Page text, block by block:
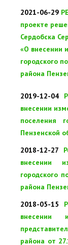
2021-06-29
проекте
Сердобска
«О внесении
городского
района
2019-12-04
внесении
поселения
Пензенской
2018-12-27
внесении
городского
района
2018-05-15
внесении
района от